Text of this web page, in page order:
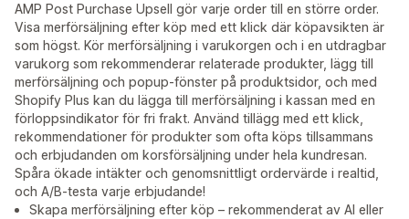
AMP Post Purchase Upsell gör varje order till en större order.
Visa merförsäljning efter köp med ett klick där köpavsikten är
som högst. Kör merförsäljning i varukorgen och i en utdragbar
varukorg som rekommenderar relaterade produkter, lägg till
merförsäljning och popup-fönster på produktsidor, och med
Shopify Plus kan du lägga till merförsäljning i kassan med en
förloppsindikator för fri frakt. Använd tillägg med ett klick,
rekommendationer för produkter som ofta köps tillsammans
och erbjudanden om korsförsäljning under hela kundresan.
Spåra ökade intäkter och genomsnittligt ordervärde i realtid,
och A/B-testa varje erbjudande!
Skapa merförsäljning efter köp – rekommenderat av AI eller